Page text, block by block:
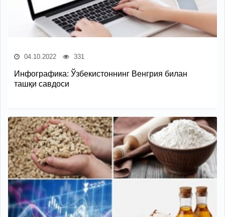
04.10.2022 331
Инфографика: Ўзбекистоннинг Венгрия билан
ташқи савдоси